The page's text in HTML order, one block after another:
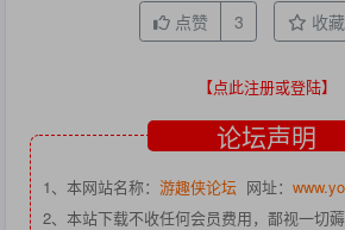
点赞 3 收藏
【点此注册或登陆】
论坛声明
1、本网站名称： 游趣侠论坛网址：
2、本站下载不收任何会员费用，鄙视一切